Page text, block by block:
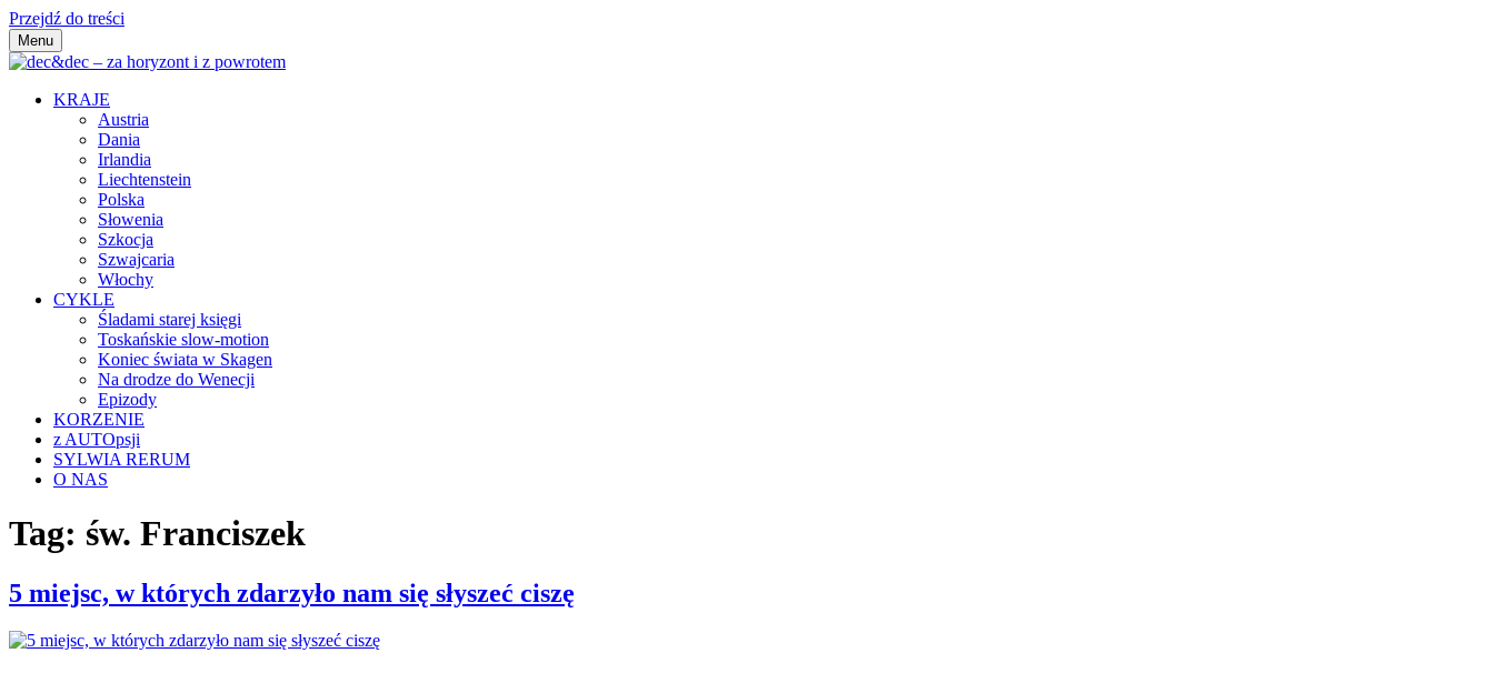
Przejdź do treści
dec&dec – za horyzont i z powrotem
Menu
KRAJE
Austria
Dania
Irlandia
Liechtenstein
Polska
Słowenia
Szkocja
Szwajcaria
Włochy
CYKLE
Śladami starej księgi
Toskańskie slow-motion
Koniec świata w Skagen
Na drodze do Wenecji
Epizody
KORZENIE
z AUTOpsji
SYLWIA RERUM
O NAS
Tag: św. Franciszek
5 miejsc, w których zdarzyło nam się słyszeć ciszę